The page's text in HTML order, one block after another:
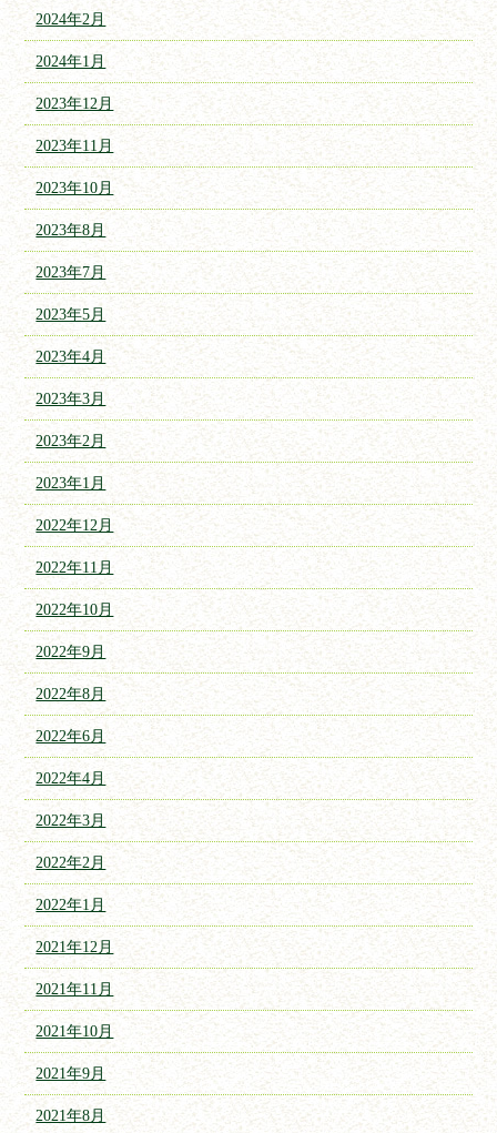
2024年2月
2024年1月
2023年12月
2023年11月
2023年10月
2023年8月
2023年7月
2023年5月
2023年4月
2023年3月
2023年2月
2023年1月
2022年12月
2022年11月
2022年10月
2022年9月
2022年8月
2022年6月
2022年4月
2022年3月
2022年2月
2022年1月
2021年12月
2021年11月
2021年10月
2021年9月
2021年8月